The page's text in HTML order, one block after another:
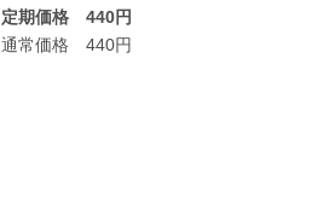
定期価格 440円
通常価格 440円